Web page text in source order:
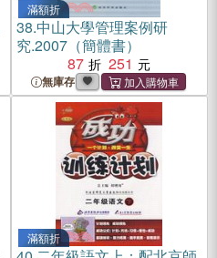
滿額折
38.中山大學管理案例研
究.2007（簡體書）
87
251
無庫存
滿額折